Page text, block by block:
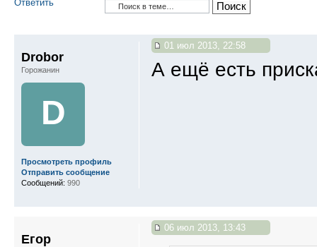
Ответить
01 июл 2013, 22:58
А ещё есть
Drobor
Горожанин
D
Просмотреть профиль
Отправить сообщение
Сообщений: 990
06 июл 2013, 13:43
Егор